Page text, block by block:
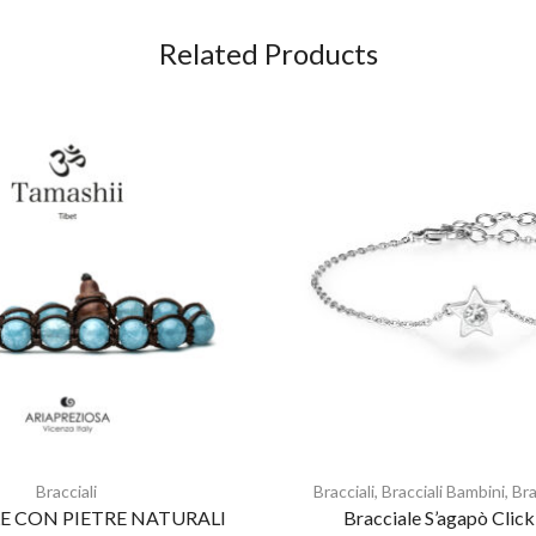
Related Products
Bracciali
CON PIETRE NATURALI
Bracciali, Bracciali Bambini,
Bracciale S’agapò